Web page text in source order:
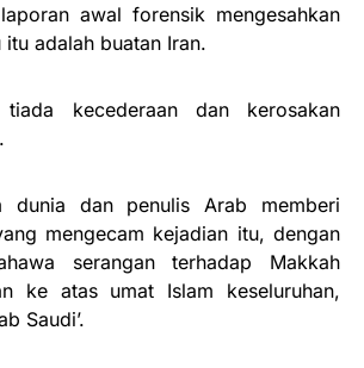
awal forensik mengesahkan
adalah buatan Iran.
tiada kecederaan dan kerosakan
dunia dan penulis Arab memberi
mengecam kejadian itu, dengan
serangan terhadap Makkah
ke atas umat Islam keseluruhan,
Saudi’.